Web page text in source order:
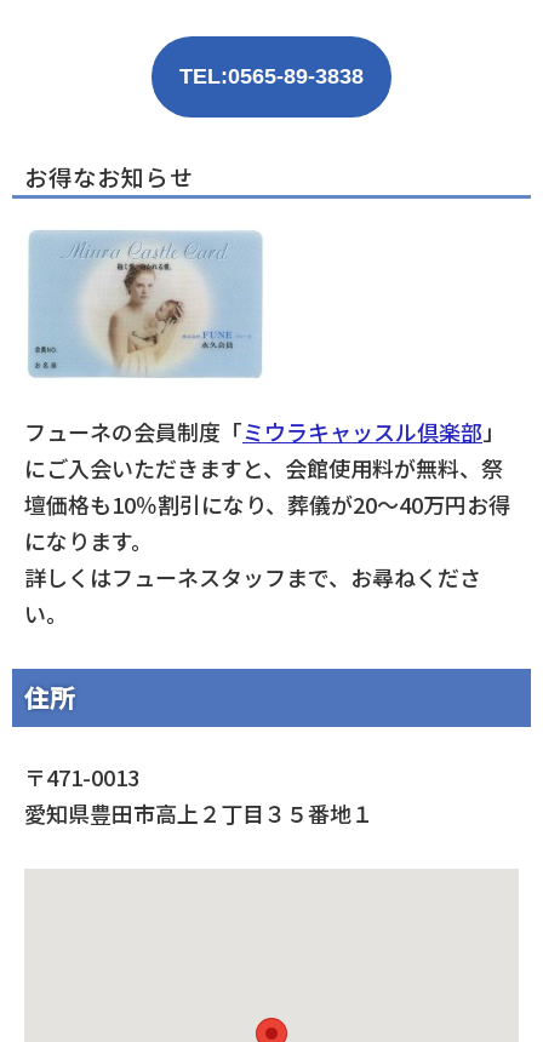
TEL:0565-89-3838
お得なお知らせ
フューネの会員制度「ミウラキャッスル倶楽部」
にご入会いただきますと、会館使用料が無料、祭
壇価格も10％割引になり、葬儀が20～40万円お得
になります。
詳しくはフューネスタッフまで、お尋ねくださ
い。
住所
〒471-0013
愛知県豊田市高上２丁目３５番地１